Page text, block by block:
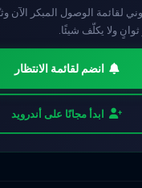
لقائمة الوصول المبكر الآن
ولا يكلّف شيئًا.
انضم لقائمة الانتظار
ابدأ مجانًا على أندرويد